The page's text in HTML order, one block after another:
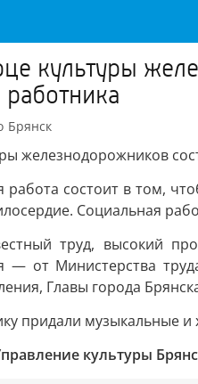
культуры
Брянск
железнодорожников
работа состоит в том,
Социальная
труд, высокий
— от Министерства
Главы города
придали музыкальные
культуры